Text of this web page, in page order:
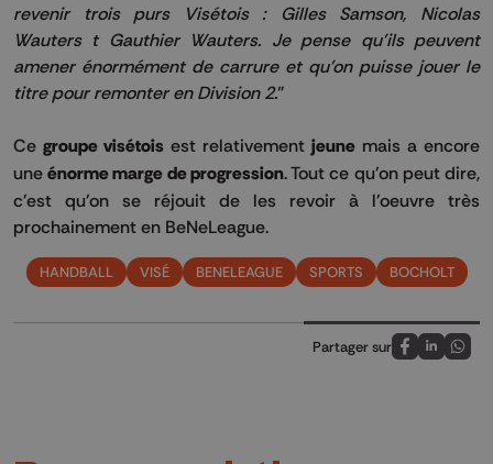
revenir trois purs Visétois : Gilles Samson, Nicolas
Wauters t Gauthier Wauters. Je pense qu'ils peuvent
amener énormément de carrure et qu'on puisse jouer le
titre pour remonter en Division 2."
Ce groupe visétois est relativement jeune mais a encore
uneénorme marge de progression. Tout ce qu'on peut dire,
c'est qu'on se réjouit de les revoir à l'oeuvre très
prochainement en BeNeLeague.
HANDBALL VISÉ BENELEAGUE SPORTS BOCHOLT
Partager sur
Partagez sur
Partagez